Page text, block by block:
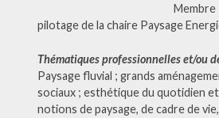
pilotage de la chaire Paysage
Thématiques professionnelles et/ou
Paysage fluvial ; grands
sociaux ; esthétique du quotidien
notions de paysage, de cadre de